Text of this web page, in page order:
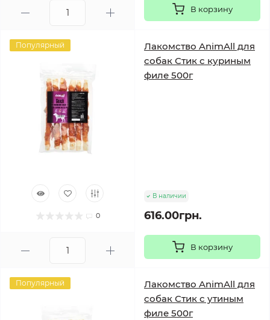
В корзину
Популярный
0
Лакомство AnimAll для
собак Стик с куриным
филе 500г
В наличии
616.00грн.
В корзину
Популярный
Лакомство AnimAll для
собак Стик с утиным
филе 500г